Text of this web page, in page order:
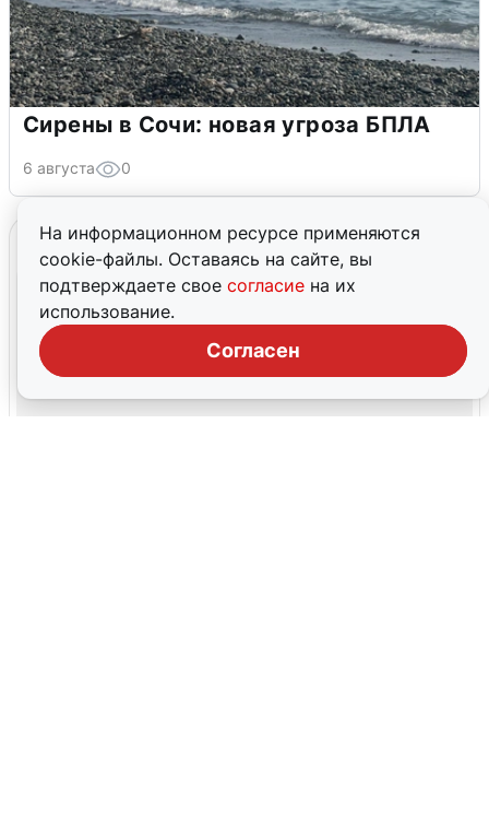
На информационном ресурсе применяются
cookie-файлы. Оставаясь на сайте, вы
подтверждаете свое согласие на их
использование.
Согласен
Сирены в Сочи: новая угроза БПЛА
6 августа 0